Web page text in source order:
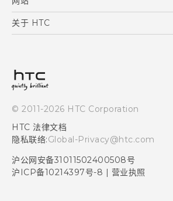
支援与服务
产品保固说明
HTC Dev
关于 HTC
投资人
加入HTC
© 2011-2026 HTC Corporation
HTC 法律文档
隐私联络:Global-Privacy@htc.com
沪公网安备31011502400508号
沪ICP备10214397号-8
营业执照